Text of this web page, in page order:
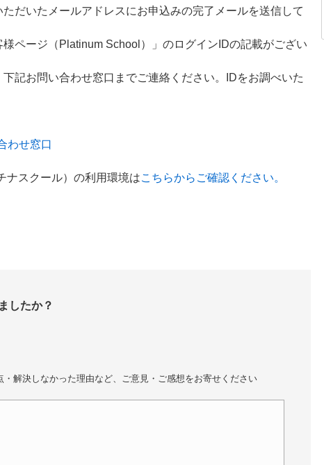
だいたメールアドレスにお申込みの完了メールを送信して
ページ（Platinum School）」のログインIDの記載がござい
記お問い合わせ窓口までご連絡ください。IDをお調べいた
わせ窓口
ナスクール）の利用環境はこちらからご確認ください。
したか？
・解決しなかった理由など、ご意見・ご感想をお寄せください